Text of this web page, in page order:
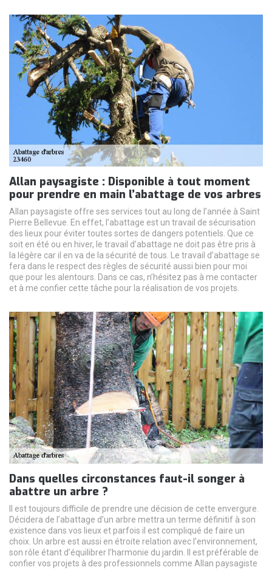
Allan paysagiste : Disponible à tout moment
pour prendre en main l’abattage de vos arbres
Allan paysagiste offre ses services tout au long de l’année à Saint
Pierre Bellevue. En effet, l’abattage est un travail de sécurisation
des lieux pour éviter toutes sortes de dangers potentiels. Que ce
soit en été ou en hiver, le travail d’abattage ne doit pas être pris à
la légère car il en va de la sécurité de tous. Le travail d’abattage se
fera dans le respect des règles de sécurité aussi bien pour moi
que pour les alentours. Dans ce cas, n’hésitez pas à me contacter
et à me confier cette tâche pour la réalisation de vos projets.
Dans quelles circonstances faut-il songer à
abattre un arbre ?
Il est toujours difficile de prendre une décision de cette envergure.
Décidera de l’abattage d’un arbre mettra un terme définitif à son
existence dans vos lieux et parfois il est compliqué de faire un
choix. Un arbre est aussi en étroite relation avec l’environnement,
son rôle étant d’équilibrer l’harmonie du jardin. Il est préférable de
confier vos projets à des professionnels comme Allan paysagiste